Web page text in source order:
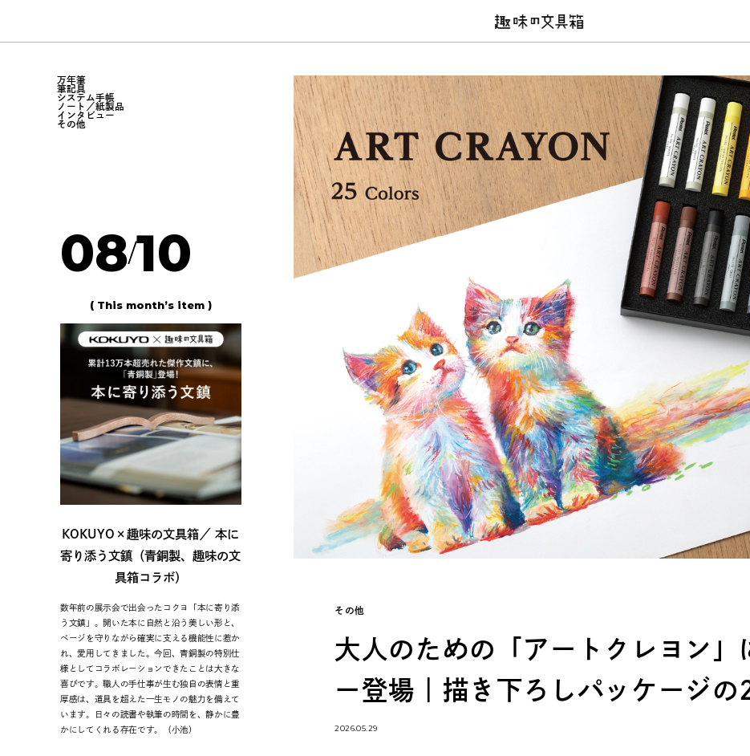
万年筆
筆記具
システム手帳
ノート／紙製品
インタビュー
その他
08/10
( This month’s item )
KOKUYO×趣味の文具箱／ 本に
寄り添う文鎮（青銅製、趣味の文
具箱コラボ）
数年前の展示会で出会ったコクヨ「本に寄り添
う文鎮」。開いた本に自然と沿う美しい形と、
ページを守りながら確実に支える機能性に惹か
れ、愛用してきました。今回、青銅製の特別仕
様としてコラボレーションできたことは大きな
喜びです。職人の手仕事が生む独自の表情と重
厚感は、道具を超えた一生モノの魅力を備えて
います。日々の読書や執筆の時間を、静かに豊
かにしてくれる存在です。（小池）
その他
大人のための「アートクレヨン
ー登場｜描き下ろしパッケージの
2026.05.29